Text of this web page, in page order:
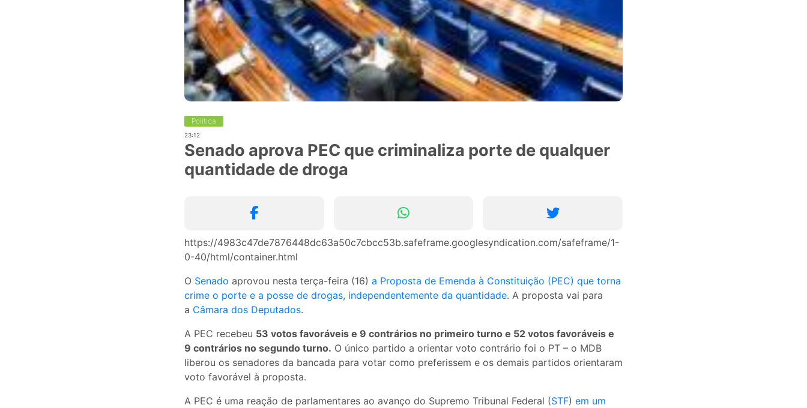
Política
23:12
Senado aprova PEC que criminaliza porte de qualquer
quantidade de droga
https://4983c47de7876448dc63a50c7cbcc53b.safeframe.googlesyndication.com/safeframe/1-
0-40/html/container.html
O Senado aprovou nesta terça-feira (16) a Proposta de Emenda à Constituição (PEC) que torna
crime o porte e a posse de drogas, independentemente da quantidade. A proposta vai para
a Câmara dos Deputados.
A PEC recebeu 53 votos favoráveis e 9 contrários no primeiro turno e 52 votos favoráveis e
9 contrários no segundo turno. O único partido a orientar voto contrário foi o PT – o MDB
liberou os senadores da bancada para votar como preferissem e os demais partidos orientaram
voto favorável à proposta.
A PEC é uma reação de parlamentares ao avanço do Supremo Tribunal Federal (STF) em um